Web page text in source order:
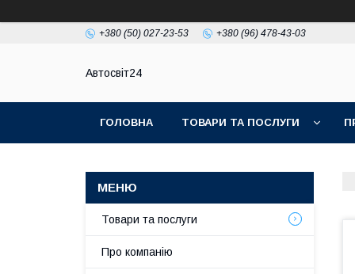
+380 (50) 027-23-53 +380 (96) 478-43-03
Автосвіт24
ГОЛОВНА ТОВАРИ ТА ПОСЛУГИ
Товари та послуги
Про компанію